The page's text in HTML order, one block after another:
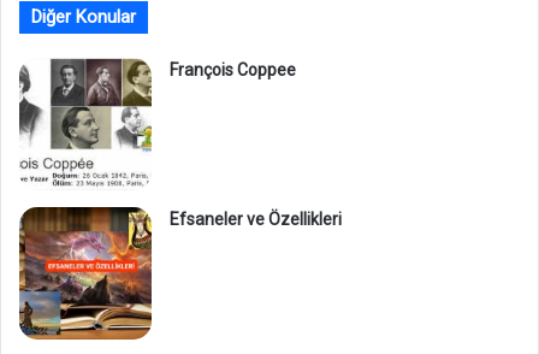
Diğer Konular
François Coppee
Efsaneler ve Özellikleri